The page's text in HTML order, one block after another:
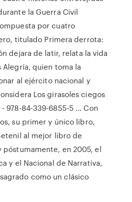
la Guerra Civil
por cuatro
titulado Primera derrota:
dejara de latir, relata la vida
quien toma la
al ejército nacional y
Los girasoles ciegos
978-84-339-6855-5 ... Con
su primer y único libro,
al mejor libro de
póstumamente, en 2005, el
y el Nacional de Narrativa,
como un clásico